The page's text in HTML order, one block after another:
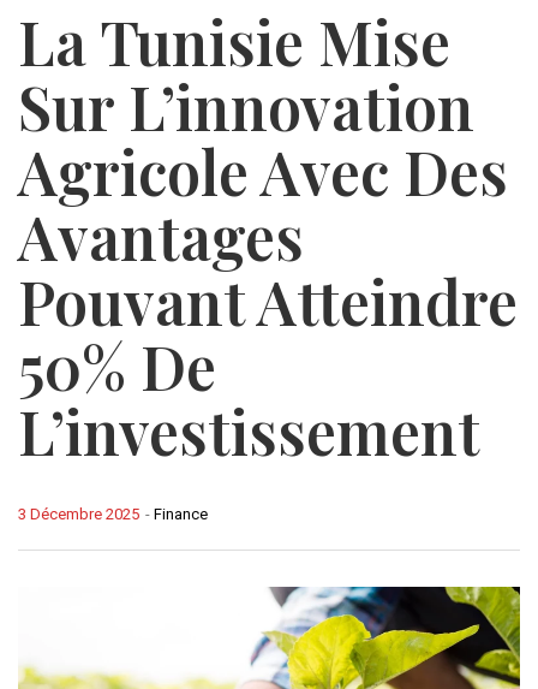
La Tunisie Mise
Sur L’innovation
Agricole Avec Des
Avantages
Pouvant Atteindre
50% De
L’investissement
- Finance
3 Décembre 2025